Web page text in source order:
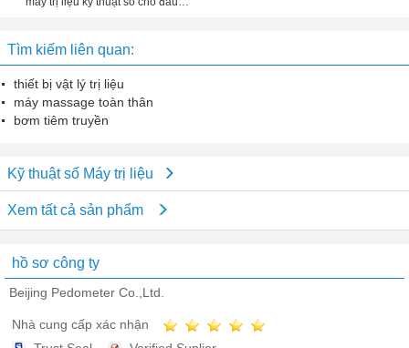
Tìm kiếm liên quan:
thiết bị vật lý trị liệu
máy massage toàn thân
bơm tiêm truyền
Kỹ thuật số Máy trị liệu
Xem tất cả sản phẩm
hồ sơ công ty
Beijing Pedometer Co.,Ltd.
Nhà cung cấp xác nhận